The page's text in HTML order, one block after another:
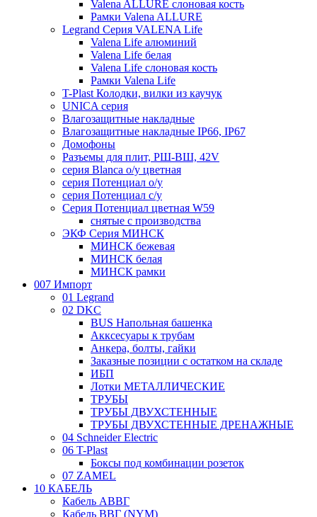
Valena ALLURE слоновая кость
Рамки Valena ALLURE
Legrand Серия VALENA Life
Valena Life алюминий
Valena Life белая
Valena Life слоновая кость
Рамки Valena Life
T-Plast Колодки, вилки из каучук
UNICA серия
Влагозащитные накладные
Влагозащитные накладные IP66, IP67
Домофоны
Разъемы для плит, РШ-ВШ, 42V
серия Blanca о/у цветная
серия Потенциал о/у
серия Потенциал с/у
Серия Потенциал цветная W59
снятые с производства
ЭКФ Серия МИНСК
МИНСК бежевая
МИНСК белая
МИНСК рамки
007 Импорт
01 Legrand
02 DKC
BUS Напольная башенка
Акксесуары к трубам
Анкера, болты, гайки
Заказные позиции с остатком на складе
ИБП
Лотки МЕТАЛЛИЧЕСКИЕ
ТРУБЫ
ТРУБЫ ДВУХСТЕННЫЕ
ТРУБЫ ДВУХСТЕННЫЕ ДРЕНАЖНЫЕ
04 Schneider Electric
06 T-Plast
Боксы под комбинации розеток
07 ZAMEL
10 КАБЕЛЬ
Кабель АВВГ
Кабель ВВГ (NYM)